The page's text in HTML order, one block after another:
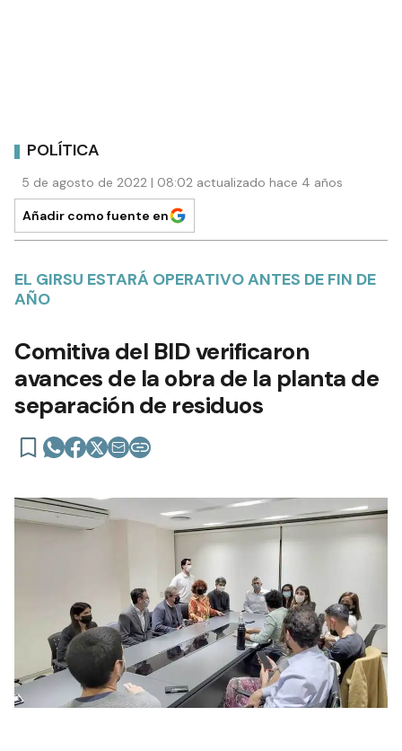
POLÍTICA
5 de agosto de 2022 | 08:02 actualizado hace 4 años
Añadir como fuente en
EL GIRSU ESTARÁ OPERATIVO ANTES DE FIN DE
AÑO
Comitiva del BID verificaron
avances de la obra de la planta de
separación de residuos